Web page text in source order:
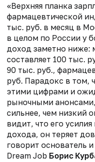
«Верхняя планка
фармацевтической
тыс. руб. в месяц в
в целом по России у
доход заметно ниже:
составляет 100 тыс.
90 тыс. руб.,
руб. Парадокс в том,
этими цифрами и
рыночными
сильнее, чем низкий
видит, что его
дохода, он теряет
говорит основатель
Dream Job Борис